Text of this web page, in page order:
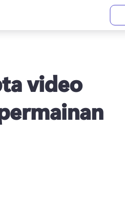
video